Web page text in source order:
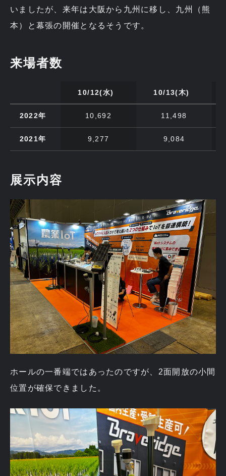
いましたが、来年は大阪から九州に移し、九州（熊
本）と幕張の開催となるそうです。
来場者数
10/12(水) 10/13(木)
2022年 10,692 11,498
2021年 9,277 9,084
展示内容
ホールの一番端ではあったのですが、2面開放の小間
位置が確保できました。